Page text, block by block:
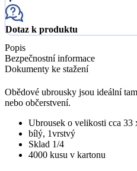
Dotaz k produktu
Popis
Bezpečnostní informace
Dokumenty ke stažení
Obědové ubrousky jsou ideální
nebo občerstvení.
Ubrousek o velikosti cca
bílý, 1vrstvý
Sklad 1/4
4000 kusu v kartonu